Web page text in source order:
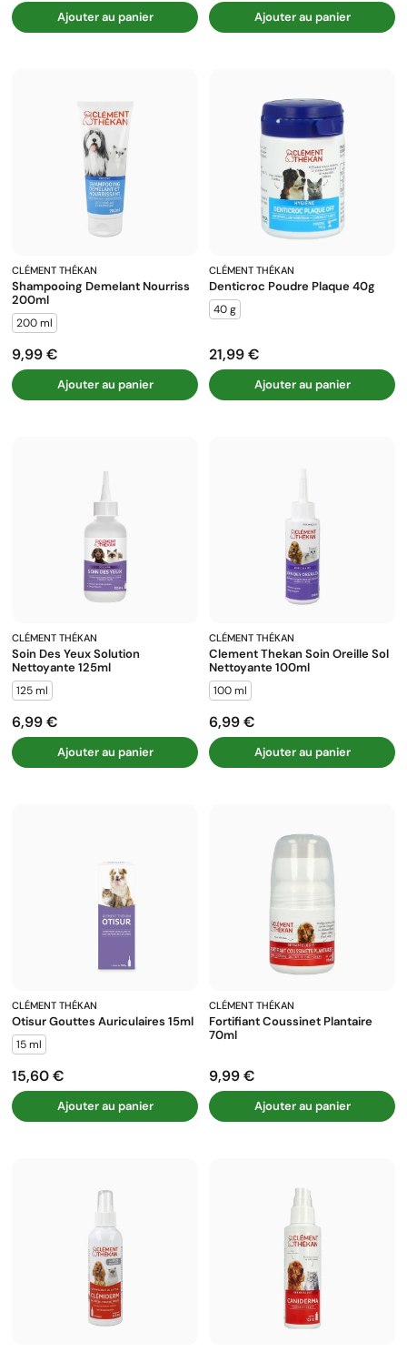
Ajouter au panier Ajouter au panier
CLÉMENT THÉKAN
Shampooing Demelant Nourriss
200ml
200 ml
Prix
9,99 €
Ajouter au panier
CLÉMENT THÉKAN
Denticroc Poudre Plaque 40g
40 g
Prix
21,99 €
Ajouter au panier
CLÉMENT THÉKAN
Soin Des Yeux Solution
Nettoyante 125ml
125 ml
Prix
6,99 €
Ajouter au panier
CLÉMENT THÉKAN
Clement Thekan Soin Oreille Sol
Nettoyante 100ml
100 ml
Prix
6,99 €
Ajouter au panier
CLÉMENT THÉKAN
Otisur Gouttes Auriculaires 15ml
15 ml
Prix
15,60 €
Ajouter au panier
CLÉMENT THÉKAN
Fortifiant Coussinet Plantaire
70ml
Prix
9,99 €
Ajouter au panier